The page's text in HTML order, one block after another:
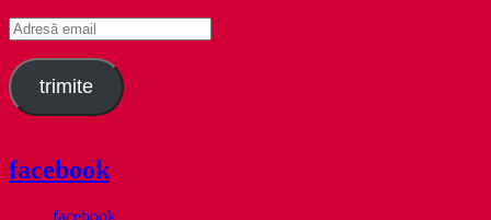
Adresă
email
trimite
facebook
facebook